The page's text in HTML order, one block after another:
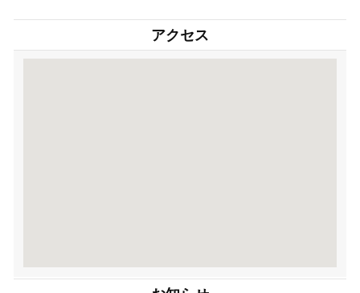
アクセス